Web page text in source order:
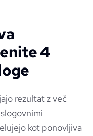
4
rezultat z več
kot ponovljiva